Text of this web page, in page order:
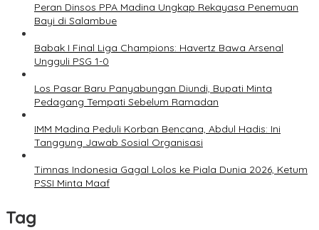
Peran Dinsos PPA Madina Ungkap Rekayasa Penemuan
Bayi di Salambue
Babak I Final Liga Champions: Havertz Bawa Arsenal
Ungguli PSG 1-0
Los Pasar Baru Panyabungan Diundi, Bupati Minta
Pedagang Tempati Sebelum Ramadan
IMM Madina Peduli Korban Bencana, Abdul Hadis: Ini
Tanggung Jawab Sosial Organisasi
Timnas Indonesia Gagal Lolos ke Piala Dunia 2026, Ketum
PSSI Minta Maaf
Tag